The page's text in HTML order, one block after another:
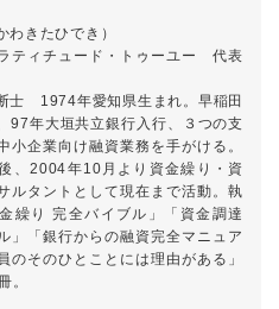
わきたひでき）
ティチュード・トゥーユー 代表
士 1974年愛知県生まれ。早稲田
97年大垣共立銀行入行、３つの支
小企業向け融資業務を手がける。
、2004年10月より資金繰り・資
ルタントとして現在まで活動。執
繰り 完全バイブル」「資金調達
」「銀行からの融資完全マニュア
のそのひとことには理由がある」
。